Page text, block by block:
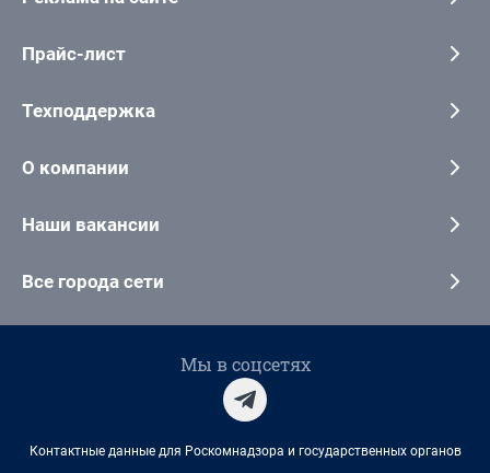
Прайс-лист
Техподдержка
О компании
Наши вакансии
Все города сети
Мы в соцсетях
Контактные данные для Роскомнадзора и государственных органов